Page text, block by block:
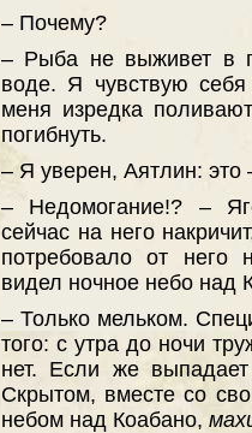
– Почему?
– Рыба не выживет в
воде. Я чувствую
меня изредка
погибнуть.
– Я уверен, Аятлин: это
– Недомогание!? –
сейчас на него
потребовало от
видел ночное небо над
– Только мельком.
того: с утра до ночи
нет. Если же
Скрытом, вместе со
небом над Коабано,